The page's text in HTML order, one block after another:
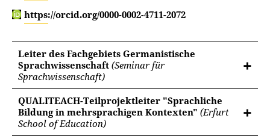
https://orcid.org/0000-0002-4711-2072
Leiter des Fachgebiets Germanistische
Sprachwissenschaft (Seminar für
Sprachwissenschaft)
QUALITEACH-Teilprojektleiter "Sprachliche
Bildung in mehrsprachigen Kontexten" (Erfurt
School of Education)